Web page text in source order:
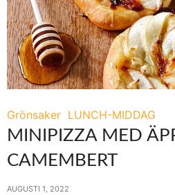
Grönsaker LUNCH-MIDDAG
MINIPIZZA MED
CAMEMBERT
AUGUSTI 1, 2022